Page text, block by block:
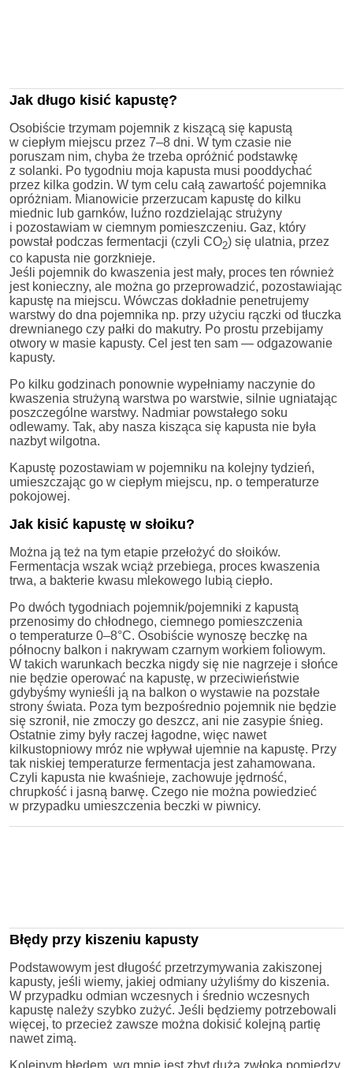
Jak długo kisić kapustę?
Osobiście trzymam pojemnik z kiszącą się kapustą
w ciepłym miejscu przez 7–8 dni. W tym czasie nie
poruszam nim, chyba że trzeba opróżnić podstawkę
z solanki. Po tygodniu moja kapusta musi pooddychać
przez kilka godzin. W tym celu całą zawartość pojemnika
opróżniam. Mianowicie przerzucam kapustę do kilku
miednic lub garnków, luźno rozdzielając strużyny
i pozostawiam w ciemnym pomieszczeniu. Gaz, który
powstał podczas fermentacji (czyli CO2) się ulatnia, przez
co kapusta nie gorzknieje.
Jeśli pojemnik do kwaszenia jest mały, proces ten również
jest konieczny, ale można go przeprowadzić, pozostawiając
kapustę na miejscu. Wówczas dokładnie penetrujemy
warstwy do dna pojemnika np. przy użyciu rączki od tłuczka
drewnianego czy pałki do makutry. Po prostu przebijamy
otwory w masie kapusty. Cel jest ten sam — odgazowanie
kapusty.
Po kilku godzinach ponownie wypełniamy naczynie do
kwaszenia strużyną warstwa po warstwie, silnie ugniatając
poszczególne warstwy. Nadmiar powstałego soku
odlewamy. Tak, aby nasza kisząca się kapusta nie była
nazbyt wilgotna.
Kapustę pozostawiam w pojemniku na kolejny tydzień,
umieszczając go w ciepłym miejscu, np. o temperaturze
pokojowej.
Jak kisić kapustę w słoiku?
Można ją też na tym etapie przełożyć do słoików.
Fermentacja wszak wciąż przebiega, proces kwaszenia
trwa, a bakterie kwasu mlekowego lubią ciepło.
Po dwóch tygodniach pojemnik/pojemniki z kapustą
przenosimy do chłodnego, ciemnego pomieszczenia
o temperaturze 0–8°C. Osobiście wynoszę beczkę na
północny balkon i nakrywam czarnym workiem foliowym.
W takich warunkach beczka nigdy się nie nagrzeje i słońce
nie będzie operować na kapustę, w przeciwieństwie
gdybyśmy wynieśli ją na balkon o wystawie na pozstałe
strony świata. Poza tym bezpośrednio pojemnik nie będzie
się szronił, nie zmoczy go deszcz, ani nie zasypie śnieg.
Ostatnie zimy były raczej łagodne, więc nawet
kilkustopniowy mróz nie wpływał ujemnie na kapustę. Przy
tak niskiej temperaturze fermentacja jest zahamowana.
Czyli kapusta nie kwaśnieje, zachowuje jędrność,
chrupkość i jasną barwę. Czego nie można powiedzieć
w przypadku umieszczenia beczki w piwnicy.
Błędy przy kiszeniu kapusty
Podstawowym jest długość przetrzymywania zakiszonej
kapusty, jeśli wiemy, jakiej odmiany użyliśmy do kiszenia.
W przypadku odmian wczesnych i średnio wczesnych
kapustę należy szybko zużyć. Jeśli będziemy potrzebowali
więcej, to przecież zawsze można dokisić kolejną partię
nawet zimą.